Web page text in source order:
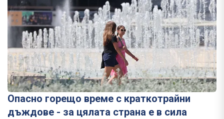
Опасно горещо време с краткотрайни
дъждове - за цялата страна е в сила